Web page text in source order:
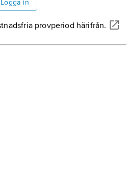
Logga in
provperiod härifrån.